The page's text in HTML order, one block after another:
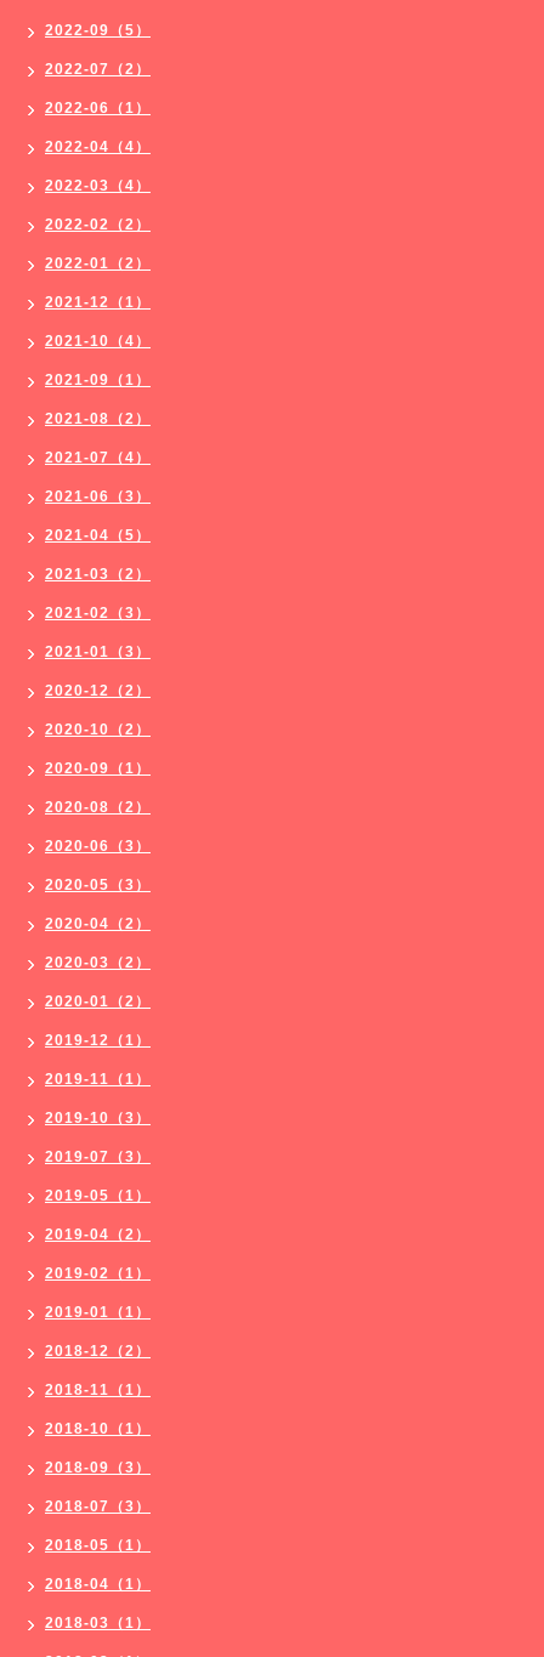
2022-09（5）
2022-07（2）
2022-06（1）
2022-04（4）
2022-03（4）
2022-02（2）
2022-01（2）
2021-12（1）
2021-10（4）
2021-09（1）
2021-08（2）
2021-07（4）
2021-06（3）
2021-04（5）
2021-03（2）
2021-02（3）
2021-01（3）
2020-12（2）
2020-10（2）
2020-09（1）
2020-08（2）
2020-06（3）
2020-05（3）
2020-04（2）
2020-03（2）
2020-01（2）
2019-12（1）
2019-11（1）
2019-10（3）
2019-07（3）
2019-05（1）
2019-04（2）
2019-02（1）
2019-01（1）
2018-12（2）
2018-11（1）
2018-10（1）
2018-09（3）
2018-07（3）
2018-05（1）
2018-04（1）
2018-03（1）